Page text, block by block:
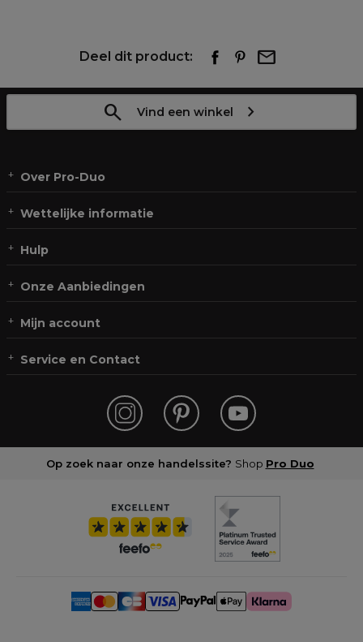
Deel dit product:
Vind een winkel
Over Pro-Duo
Wettelijke informatie
Hulp
Onze Aanbiedingen
Mijn account
Service en Contact
Op zoek naar onze handelssite? Shop Pro Duo